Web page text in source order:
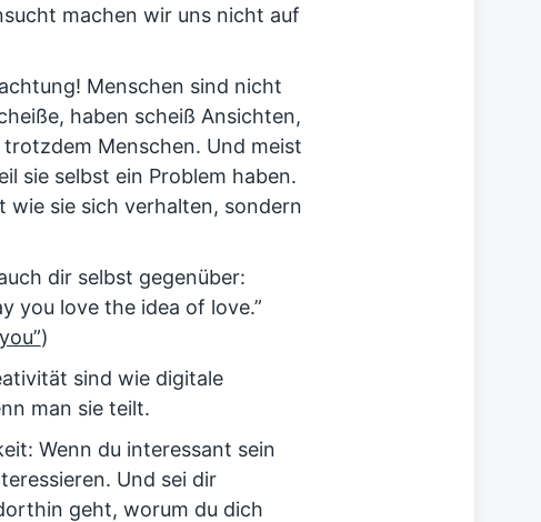
machen wir uns nicht auf
Menschen sind nicht
haben scheiß Ansichten,
Menschen. Und meist
sie selbst ein Problem haben.
wie sie sich verhalten, sondern
dir selbst gegenüber:
you love the idea of love.”
)
sind wie digitale
man sie teilt.
Wenn du interessant sein
Und sei dir
geht, worum du dich